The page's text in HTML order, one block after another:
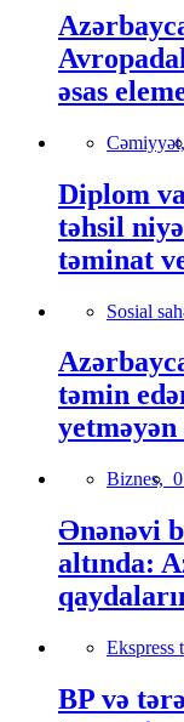
əsas
Cəmiyyət,
Diplom
təhsil
təminat
Sosial
təmin
yetməyən
Biznes,
Ənənəvi
altında:
Ekspress
BP və